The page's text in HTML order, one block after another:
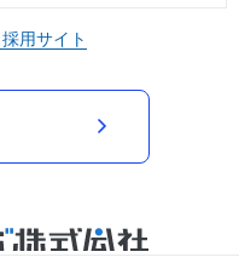
採用サイト